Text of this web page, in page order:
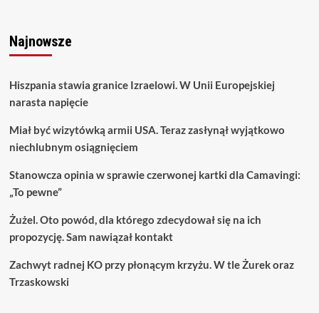
Najnowsze
Hiszpania stawia granice Izraelowi. W Unii Europejskiej
narasta napięcie
Miał być wizytówką armii USA. Teraz zasłynął wyjątkowo
niechlubnym osiągnięciem
Stanowcza opinia w sprawie czerwonej kartki dla Camavingi:
„To pewne”
Żużel. Oto powód, dla którego zdecydował się na ich
propozycję. Sam nawiązał kontakt
Zachwyt radnej KO przy płonącym krzyżu. W tle Żurek oraz
Trzaskowski